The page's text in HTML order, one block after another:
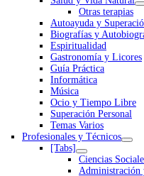
Otras terapias
Autoayuda y
Biografías y
Espiritualidad
Gastronomía y Licores
Guía Práctica
Informática
Música
Ocio y Tiempo Libre
Superación Personal
Temas Varios
Profesionales y Técnicos
[Tabs]
Ciencias
Administración